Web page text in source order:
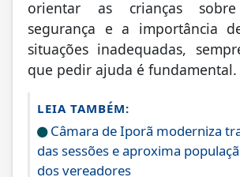
Muito além do
apresentação trouxe uma
essencial de proteção à
sensibilidade, o tema
orientar as crianças sobre
segurança e a importância
situações inadequadas,
que pedir ajuda é fundamental.